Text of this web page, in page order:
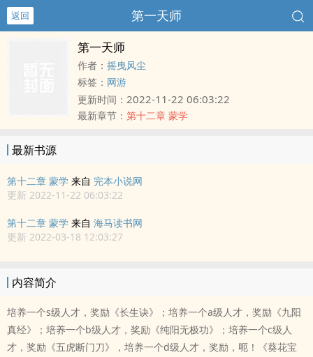
返回 第一天师
第一天师
作者： 摇曳风尘
标签： 网游
更新时间： 2022-11-22 06:03:22
最新章节： 第十二章 蒙学
最新书源
第十二章 蒙学 来自 完本小说网
更新 2022-11-22 06:03:22
第十二章 蒙学 来自 海马读书网
更新 2022-03-18 12:03:27
内容简介
培养一个s级人才，奖励《长生诀》；培养一个a级人才，奖励《九阳
真经》；培养一个b级人才，奖励《纯阳无极功》；培养一个c级人
才，奖励《五虎断门刀》，培养一个d级人才，奖励，呃！《葵花宝